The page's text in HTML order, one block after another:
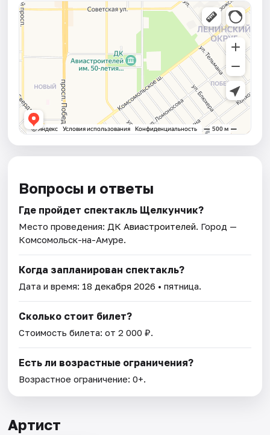
Вопросы и ответы
Где пройдет спектакль Щелкунчик?
Место проведения: ДК Авиастроителей. Город —
Комсомольск-на-Амуре.
Когда запланирован спектакль?
Дата и время: 18 декабря 2026 • пятница.
Сколько стоит билет?
Стоимость билета: от 2 000 ₽.
Есть ли возрастные ограничения?
Возрастное ограничение: 0+.
Артист